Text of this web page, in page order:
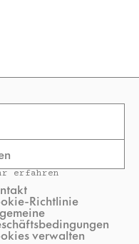
erfahren
Richtlinie
verwalten